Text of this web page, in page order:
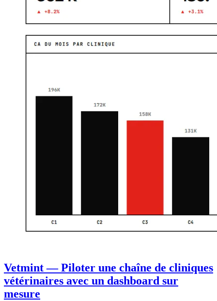
Vetmint — Piloter une chaîne de cliniques
vétérinaires avec un dashboard sur
mesure